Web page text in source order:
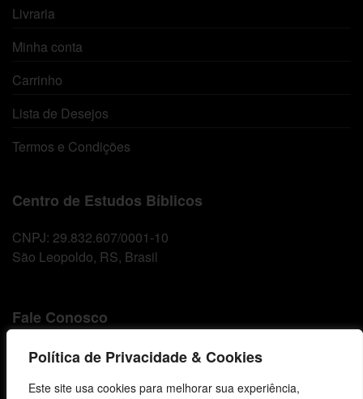
Política de Privacidade & Cookies
Este site usa cookies para melhorar sua experiência,
Livraria
Minha conta
Carrinho
Lista de Desejos
Termos e Condições
Centro de Estudos Bíblicos
CNPJ: 29.832.607/0001-10
São Leopoldo, RS, Brasil
Fale Conosco
E-mails
comunicacao@cebi.org.br